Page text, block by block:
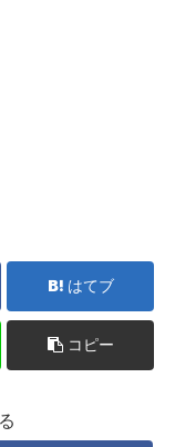
はてブ
コピー